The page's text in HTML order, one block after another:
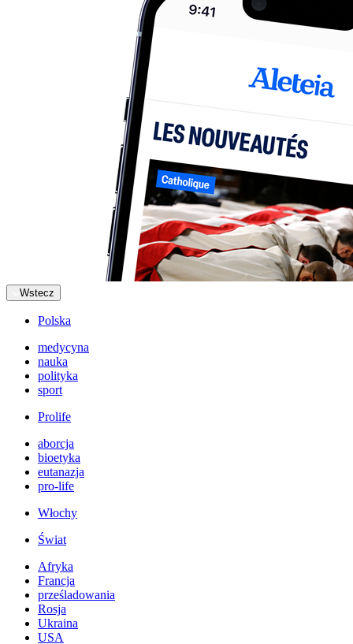
Wstecz
Polska
medycyna
nauka
polityka
sport
Prolife
aborcja
bioetyka
eutanazja
pro-life
Włochy
Świat
Afryka
Francja
prześladowania
Rosja
Ukraina
USA